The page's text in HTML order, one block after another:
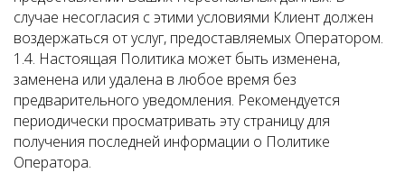
случае несогласия с этими условиями Клиент должен
воздержаться от услуг, предоставляемых Оператором.
1.4. Настоящая Политика может быть изменена,
заменена или удалена в любое время без
предварительного уведомления. Рекомендуется
периодически просматривать эту страницу для
получения последней информации о Политике
Оператора.